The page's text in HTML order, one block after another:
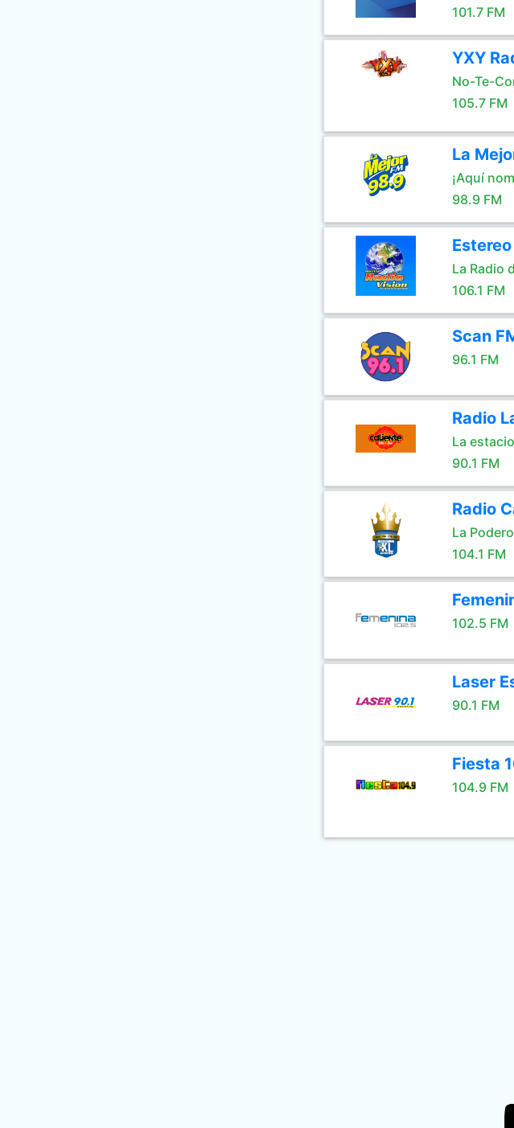
101.7 FM
YXY
No-Te-
105.7 FM
La
¡Aquí
98.9 FM
La Radio
106.1 FM
Scan
96.1 FM
Radio
La
90.1 FM
Radio
La
104.1 FM
102.5 FM
Laser
90.1 FM
Fiesta
104.9 FM